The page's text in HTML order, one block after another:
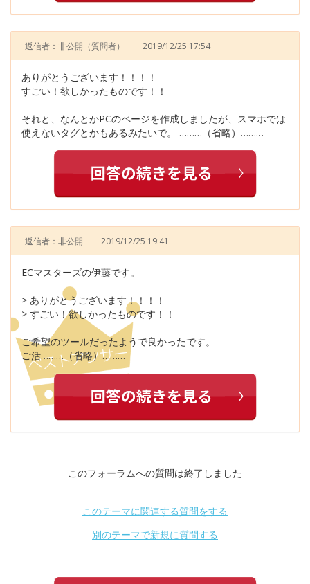
返信者：非公開 （質問者） 2019/12/25 17:54
ありがとうございます！！！！
すごい！欲しかったものです！！
それと、なんとかPCのページを作成しましたが、スマホでは
使えないタグとかもあるみたいで。 ………（省略）………
返信者：非公開 2019/12/25 19:41
ECマスターズの伊藤です。
> ありがとうございます！！！！
> すごい！欲しかったものです！！
ご希望のツールだったようで良かったです。
ご活………（省略）………
このフォーラムへの質問は終了しました
このテーマに関連する質問をする
別のテーマで新規に質問する